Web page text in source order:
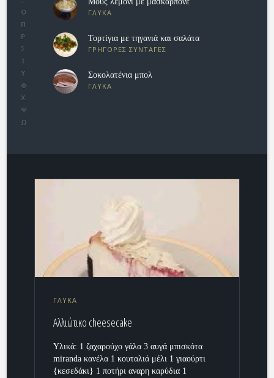
Ο
Π
Ρ
Σ
Τ
Υ
Φ
Χ
Ψ
Ω
ΓΛΥΚΑ
Τορτίγια με τηγανιά και σαλάτα
ΓΡΗΓΟΡΕΣ ΣΥΝΤΑΓΕΣ
Σοκολατένια μπολ
ΓΛΥΚΑ
ΓΛΥΚΑ
Αλλιώτικο cheesecake
Υλικά: 1 ζαχαρούχο γάλα 3 αυγά μπισκότα
miranda κανέλα 1 κουταλιά μέλι 1 γιαούρτι
{κεσεδάκι} 1 ποτήρι αναρη καρύδια 1